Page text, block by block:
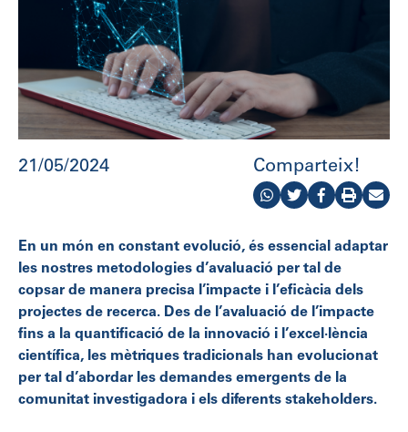
21/05/2024 Comparteix!
En un món en constant evolució, és essencial adaptar
les nostres metodologies d’avaluació per tal de
copsar de manera precisa l’impacte i l’eficàcia dels
projectes de recerca. Des de l’avaluació de l’impacte
fins a la quantificació de la innovació i l’excel·lència
científica, les mètriques tradicionals han evolucionat
per tal d’abordar les demandes emergents de la
comunitat investigadora i els diferents stakeholders.